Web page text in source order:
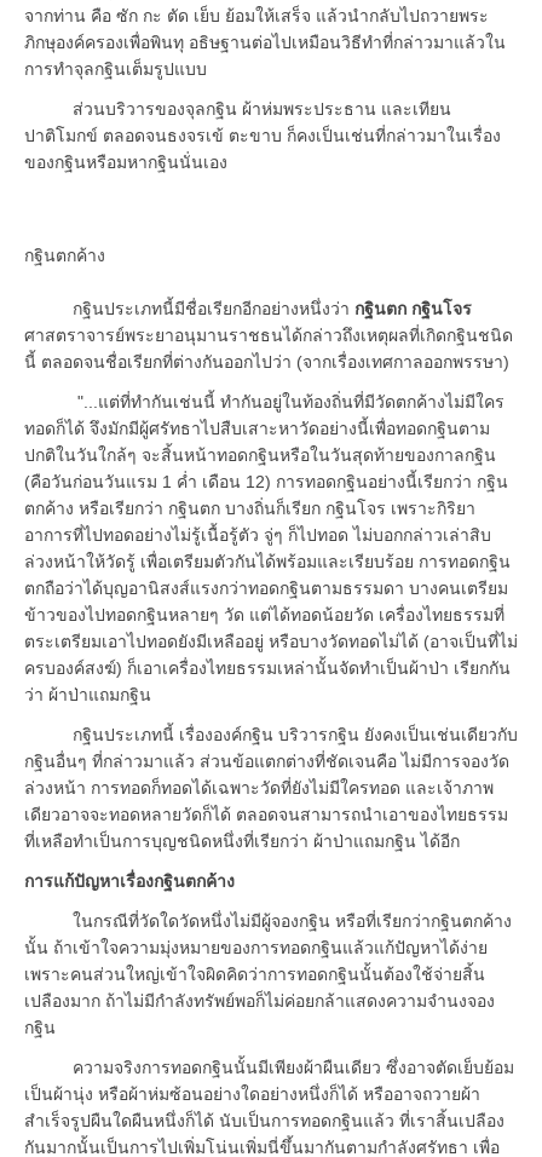
จากท่าน คือ ซัก กะ ตัด เย็บ ย้อมให้เสร็จ แล้วนำกลับไปถวายพระ
ภิกษุองค์ครองเพื่อพินทุ อธิษฐานต่อไปเหมือนวิธีทำที่กล่าวมาแล้วใน
การทำจุลกฐินเต็มรูปแบบ
ส่วนบริวารของจุลกฐิน ผ้าห่มพระประธาน และเทียน
ปาติโมกข์ ตลอดจนธงจรเข้ ตะขาบ ก็คงเป็นเช่นที่กล่าวมาในเรื่อง
ของกฐินหรือมหากฐินนั่นเอง
กฐินตกค้าง
กฐินประเภทนี้มีชื่อเรียกอีกอย่างหนึ่งว่า กฐินตก กฐินโจร
ศาสตราจารย์พระยาอนุมานราชธนได้กล่าวถึงเหตุผลที่เกิดกฐินชนิด
นี้ ตลอดจนชื่อเรียกที่ต่างกันออกไปว่า (จากเรื่องเทศกาลออกพรรษา)
"...แต่ที่ทำกันเช่นนี้ ทำกันอยู่ในท้องถิ่นที่มีวัดตกค้างไม่มีใคร
ทอดก็ได้ จึงมักมีผู้ศรัทธาไปสืบเสาะหาวัดอย่างนี้เพื่อทอดกฐินตาม
ปกติในวันใกล้ๆ จะสิ้นหน้าทอดกฐินหรือในวันสุดท้ายของกาลกฐิน
(คือวันก่อนวันแรม 1 ค่ำ เดือน 12) การทอดกฐินอย่างนี้เรียกว่า กฐิน
ตกค้าง หรือเรียกว่า กฐินตก บางถิ่นก็เรียก กฐินโจร เพราะกิริยา
อาการที่ไปทอดอย่างไม่รู้เนื้อรู้ตัว จู่ๆ ก็ไปทอด ไม่บอกกล่าวเล่าสิบ
ล่วงหน้าให้วัดรู้ เพื่อเตรียมตัวกันได้พร้อมและเรียบร้อย การทอดกฐิน
ตกถือว่าได้บุญอานิสงส์แรงกว่าทอดกฐินตามธรรมดา บางคนเตรียม
ข้าวของไปทอดกฐินหลายๆ วัด แต่ได้ทอดน้อยวัด เครื่องไทยธรรมที่
ตระเตรียมเอาไปทอดยังมีเหลืออยู่ หรือบางวัดทอดไม่ได้ (อาจเป็นที่ไม่
ครบองค์สงฆ์) ก็เอาเครื่องไทยธรรมเหล่านั้นจัดทำเป็นผ้าป่า เรียกกัน
ว่า ผ้าป่าแถมกฐิน
กฐินประเภทนี้ เรื่ององค์กฐิน บริวารกฐิน ยังคงเป็นเช่นเดียวกับ
กฐินอื่นๆ ที่กล่าวมาแล้ว ส่วนข้อแตกต่างที่ชัดเจนคือ ไม่มีการจองวัด
ล่วงหน้า การทอดก็ทอดได้เฉพาะวัดที่ยังไม่มีใครทอด และเจ้าภาพ
เดียวอาจจะทอดหลายวัดก็ได้ ตลอดจนสามารถนำเอาของไทยธรรม
ที่เหลือทำเป็นการบุญชนิดหนึ่งที่เรียกว่า ผ้าป่าแถมกฐิน ได้อีก
การแก้ปัญหาเรื่องกฐินตกค้าง
ในกรณีที่วัดใดวัดหนึ่งไม่มีผู้จองกฐิน หรือที่เรียกว่ากฐินตกค้าง
นั้น ถ้าเข้าใจความมุ่งหมายของการทอดกฐินแล้วแก้ปัญหาได้ง่าย
เพราะคนส่วนใหญ่เข้าใจผิดคิดว่าการทอดกฐินนั้นต้องใช้จ่ายสิ้น
เปลืองมาก ถ้าไม่มีกำลังทรัพย์พอก็ไม่ค่อยกล้าแสดงความจำนงจอง
กฐิน
ความจริงการทอดกฐินนั้นมีเพียงผ้าผืนเดียว ซึ่งอาจตัดเย็บย้อม
เป็นผ้านุ่ง หรือผ้าห่มซ้อนอย่างใดอย่างหนึ่งก็ได้ หรืออาจถวายผ้า
สำเร็จรูปผืนใดผืนหนึ่งก็ได้ นับเป็นการทอดกฐินแล้ว ที่เราสิ้นเปลือง
กันมากนั้นเป็นการไปเพิ่มโน่นเพิ่มนี่ขึ้นมากันตามกำลังศรัทธา เพื่อ